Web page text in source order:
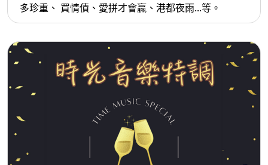
多珍重、 買情債、愛拼才會贏、港都夜雨...等。